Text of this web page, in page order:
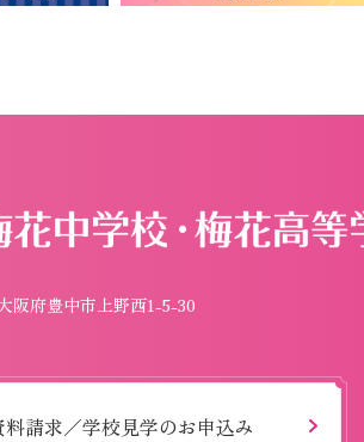
阪府豊中市上野西1-5-30
料請求／学校見学のお申込み